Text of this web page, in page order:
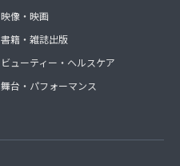
映像・映画
書籍・雑誌出版
ビューティー・ヘルスケア
舞台・パフォーマンス